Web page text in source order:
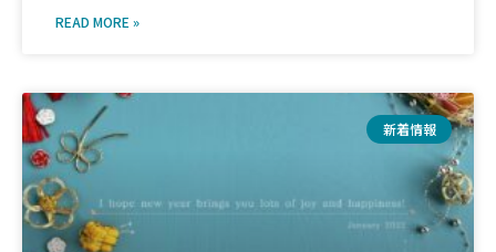
READ MORE »
新着情報